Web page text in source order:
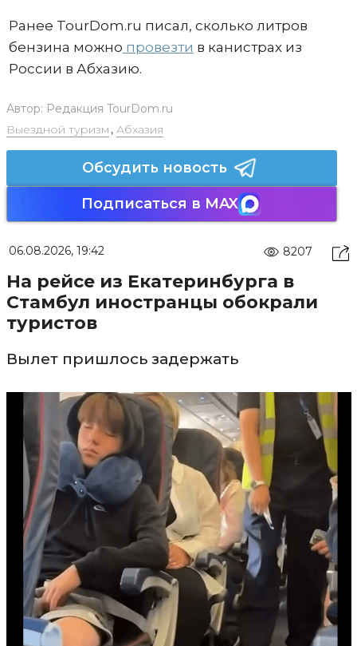
Ранее TourDom.ru писал, сколько литров
бензина можно провезти в канистрах из
России в Абхазию.
Автор: Редакция TourDom.ru
Выездной туризм , Абхазия
Обсудить новость
Подписаться в MAX
06.08.2026, 19:42 8207
На рейсе из Екатеринбурга в
Стамбул иностранцы обокрали
туристов
Вылет пришлось задержать